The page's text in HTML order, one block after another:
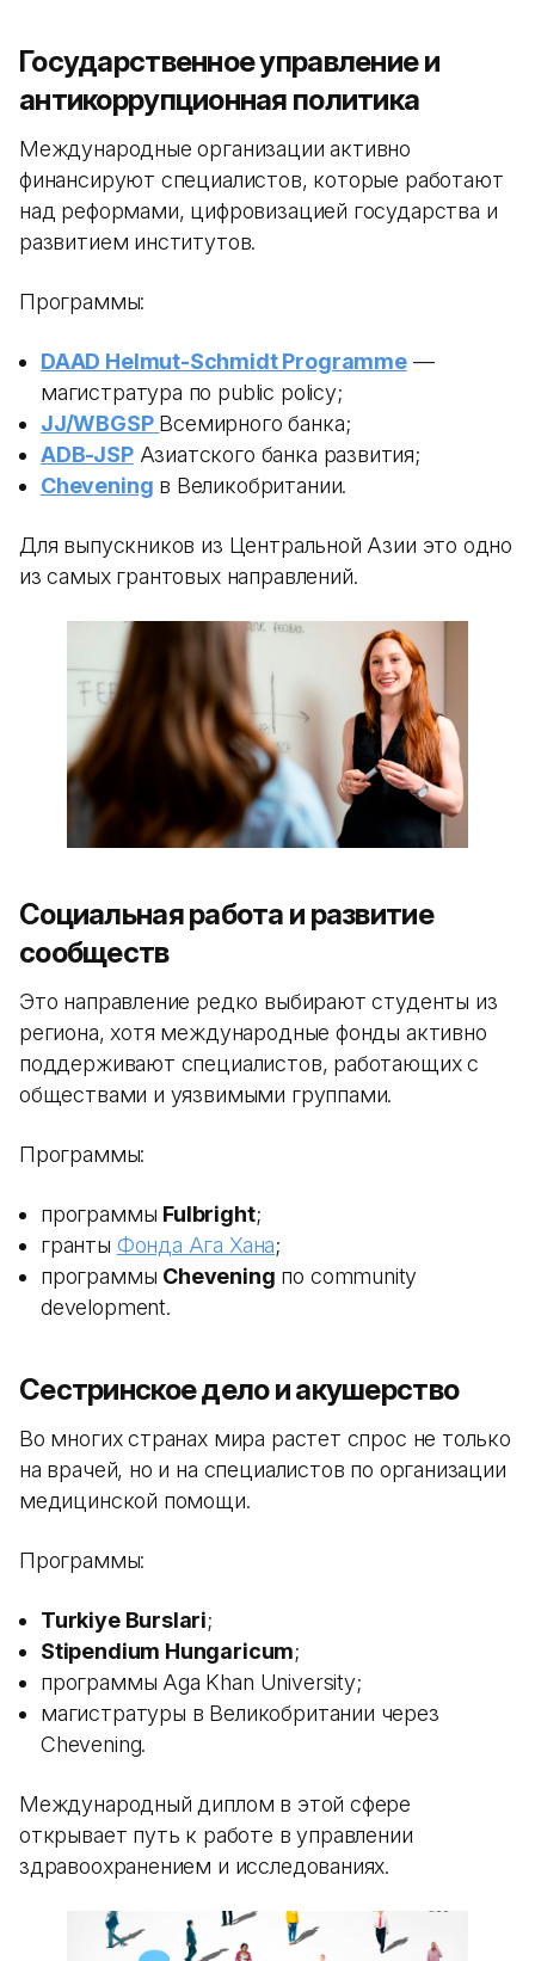
Государственное управление и
антикоррупционная политика
Международные организации активно
финансируют специалистов, которые работают
над реформами, цифровизацией государства и
развитием институтов.
Программы:
DAAD Helmut-Schmidt Programme—
магистратура по public policy;
JJ/WBGSP Всемирного банка;
ADB-JSPАзиатского банка развития;
Chevening в Великобритании.
Для выпускников из Центральной Азии это одно
из самых грантовых направлений.
Социальная работа и развитие
сообществ
Это направление редко выбирают студенты из
региона, хотя международные фонды активно
поддерживают специалистов, работающих с
обществами и уязвимыми группами.
Программы:
программы Fulbright;
гранты Фонда Ага Хана;
программы Chevening по community
development.
Сестринское дело и акушерство
Во многих странах мира растет спрос не только
на врачей, но и на специалистов по организации
медицинской помощи.
Программы:
Turkiye Burslari;
Stipendium Hungaricum;
программы Aga Khan University;
магистратуры в Великобритании через
Chevening.
Международный диплом в этой сфере
открывает путь к работе в управлении
здравоохранением и исследованиях.